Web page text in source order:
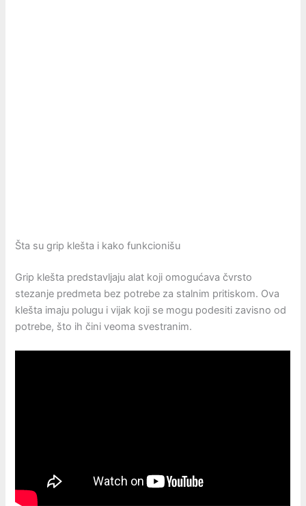
Šta su grip klešta i kako funkcionišu
Grip klešta predstavljaju alat koji omogućava čvrsto
stezanje predmeta bez potrebe za stalnim pritiskom. Ova
klešta imaju polugu i vijak koji se mogu podesiti zavisno od
potrebe, što ih čini veoma svestranim.